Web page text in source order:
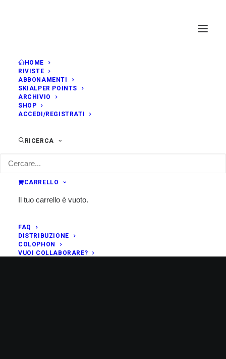
HOME
RIVISTE
ABBONAMENTI
SKIALPER POINTS
ARCHIVIO
SHOP
ACCEDI/REGISTRATI
RICERCA
CARRELLO
Il tuo carrello è vuoto.
FAQ
DISTRIBUZIONE
COLOPHON
VUOI COLLABORARE?